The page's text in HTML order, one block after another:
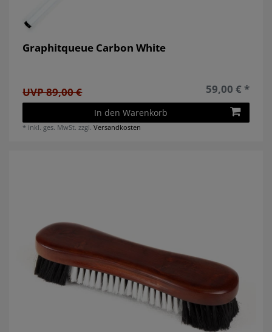
Graphitqueue Carbon White
UVP 89,00 € 59,00 € *
In den Warenkorb
* inkl. ges. MwSt. zzgl.Versandkosten